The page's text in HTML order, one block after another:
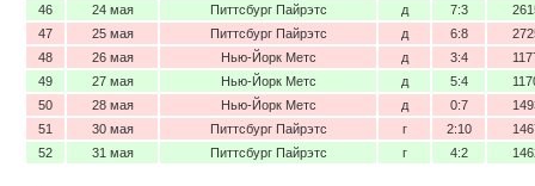
46
24 мая Питтсбург Пайрэтс д 7:3
47
25 мая Питтсбург Пайрэтс д 6:8
48
26 мая Нью-Йорк Метс д 3:4
49
27 мая Нью-Йорк Метс д 5:4
50
28 мая Нью-Йорк Метс д 0:7
51
30 мая Питтсбург Пайрэтс г 2:10
52
31 мая Питтсбург Пайрэтс г 4:2